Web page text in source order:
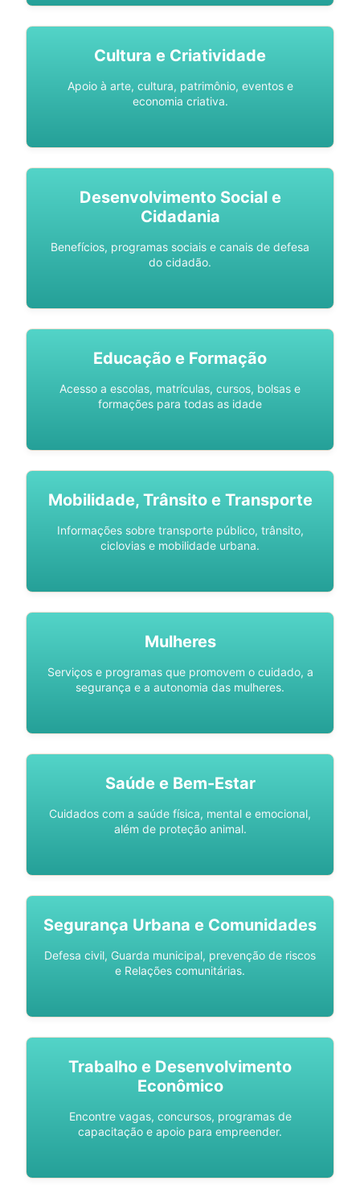
Cultura e Criatividade
Apoio à arte, cultura, patrimônio, eventos e
economia criativa.
Desenvolvimento Social e
Cidadania
Benefícios, programas sociais e canais de defesa
do cidadão.
Educação e Formação
Acesso a escolas, matrículas, cursos, bolsas e
formações para todas as idade
Mobilidade, Trânsito e Transporte
Informações sobre transporte público, trânsito,
ciclovias e mobilidade urbana.
Mulheres
Serviços e programas que promovem o cuidado, a
segurança e a autonomia das mulheres.
Saúde e Bem-Estar
Cuidados com a saúde física, mental e emocional,
além de proteção animal.
Segurança Urbana e Comunidades
Defesa civil, Guarda municipal, prevenção de riscos
e Relações comunitárias.
Trabalho e Desenvolvimento
Econômico
Encontre vagas, concursos, programas de
capacitação e apoio para empreender.